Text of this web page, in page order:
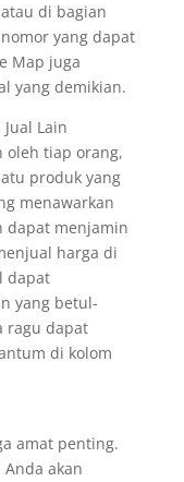
di bagian
yang dapat
Map juga
yang demikian.
Lain
oleh tiap orang,
produk yang
menawarkan
dapat menjamin
harga di
dapat
yang betul-
ragu dapat
di kolom
amat penting.
akan